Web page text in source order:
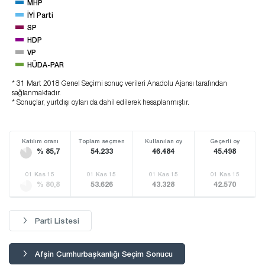
MHP
İYİ Parti
SP
HDP
VP
HÜDA-PAR
* 31 Mart 2018 Genel Seçimi sonuç verileri Anadolu Ajansı tarafından
sağlanmaktadır.
* Sonuçlar, yurtdışı oyları da dahil edilerek hesaplanmıştır.
Katılım oranı
% 85,7
Toplam seçmen
54.233
Kullanılan oy
46.484
Geçerli oy
45.498
01 Kas 15
% 80,8
01 Kas 15
53.626
01 Kas 15
43.328
01 Kas 15
42.570
Parti Listesi
Afşin Cumhurbaşkanlığı Seçim Sonucu